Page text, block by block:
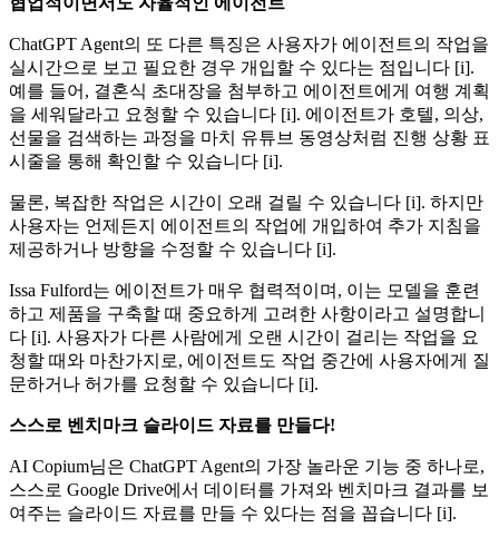
ChatGPT Agent의 또 다른 특징은 사용자가 에이전트의 작업을
실시간으로 보고 필요한 경우 개입할 수 있다는 점입니다 [i].
예를 들어, 결혼식 초대장을 첨부하고 에이전트에게 여행 계획
을 세워달라고 요청할 수 있습니다 [i]. 에이전트가 호텔, 의상,
선물을 검색하는 과정을 마치 유튜브 동영상처럼 진행 상황 표
시줄을 통해 확인할 수 있습니다 [i].
물론, 복잡한 작업은 시간이 오래 걸릴 수 있습니다 [i]. 하지만
사용자는 언제든지 에이전트의 작업에 개입하여 추가 지침을
제공하거나 방향을 수정할 수 있습니다 [i].
Issa Fulford는 에이전트가 매우 협력적이며, 이는 모델을 훈련
하고 제품을 구축할 때 중요하게 고려한 사항이라고 설명합니
다 [i]. 사용자가 다른 사람에게 오랜 시간이 걸리는 작업을 요
청할 때와 마찬가지로, 에이전트도 작업 중간에 사용자에게 질
문하거나 허가를 요청할 수 있습니다 [i].
스스로 벤치마크 슬라이드 자료를 만들다!
AI Copium님은 ChatGPT Agent의 가장 놀라운 기능 중 하나로,
스스로 Google Drive에서 데이터를 가져와 벤치마크 결과를 보
여주는 슬라이드 자료를 만들 수 있다는 점을 꼽습니다 [i].